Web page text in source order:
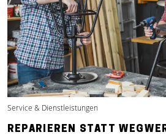
Service & Dienstleistungen
REPARIEREN STATT